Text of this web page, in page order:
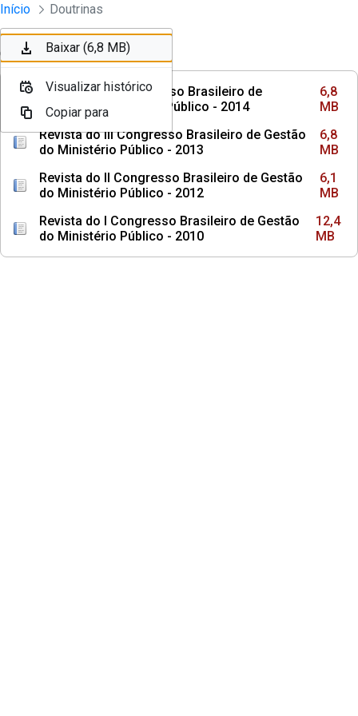
Pular para o Conteúdo principal
Instrumentos Jurídicos - Escola
Início Doutrinas
Ordenar Filtro
Revista do IV Congresso Brasileiro de
Gestão do Ministério Público - 2014
6,8
MB
Revista do III Congresso Brasileiro de Gestão
do Ministério Público - 2013
6,8
MB
Revista do II Congresso Brasileiro de Gestão
do Ministério Público - 2012
6,1
MB
Revista do I Congresso Brasileiro de Gestão
do Ministério Público - 2010
12,4
MB
Baixar (6,8 MB)
Visualizar histórico
Copiar para
Baixar (6,8 MB)
Visualizar histórico
Copiar para